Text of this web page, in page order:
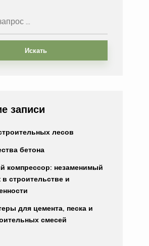
Искать
записи
лесов
бетона
компрессор: незаменимый
строительстве и
для цемента, песка и
смесей